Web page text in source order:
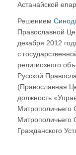
Астанайской
Решением
Православной
декабря 2012
с
религиозного
Русской
(Православная
должность
Митрополичьего
Митрополичьего
Гражданского